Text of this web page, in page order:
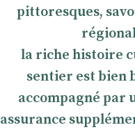
pittoresques,
la riche histoire
sentier est bien
accompagné par
assurance